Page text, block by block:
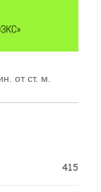
от ст. м.
415